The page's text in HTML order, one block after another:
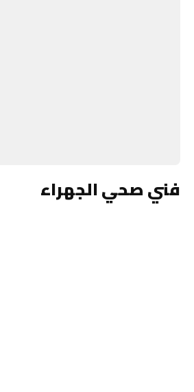
فني صحي الجهراء